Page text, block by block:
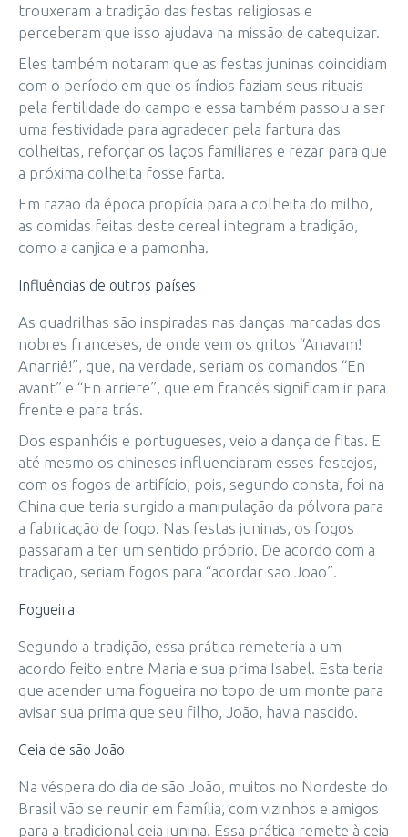
trouxeram a tradição das festas religiosas e
perceberam que isso ajudava na missão de catequizar.
Eles também notaram que as festas juninas coincidiam
com o período em que os índios faziam seus rituais
pela fertilidade do campo e essa também passou a ser
uma festividade para agradecer pela fartura das
colheitas, reforçar os laços familiares e rezar para que
a próxima colheita fosse farta.
Em razão da época propícia para a colheita do milho,
as comidas feitas deste cereal integram a tradição,
como a canjica e a pamonha.
Influências de outros países ­
As quadrilhas são inspiradas nas danças marcadas dos
nobres franceses, de onde vem os gritos “Anavam!
Anarriê!”, que, na verdade, seriam os comandos “En
avant” e “En arriere”, que em francês significam ir para
frente e para trás.
Dos espanhóis e portugueses, veio a dança de fitas. E
até mesmo os chineses influenciaram esses festejos,
com os fogos de artifício, pois, segundo consta, foi na
China que teria surgido a manipulação da pólvora para
a fabricação de fogo. Nas festas juninas, os fogos
passaram a ter um sentido próprio. De acordo com a
tradição, seriam fogos para “acordar são João”.
Fogueira
Segundo a tradição, essa prática remeteria a um
acordo feito entre Maria e sua prima Isabel. Esta teria
que acender uma fogueira no topo de um monte para
avisar sua prima que seu filho, João, havia nascido.
Ceia de são João
Na véspera do dia de são João, muitos no Nordeste do
Brasil vão se reunir em família, com vizinhos e amigos
para a tradicional ceia junina. Essa prática remete à ceia